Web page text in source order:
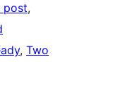
post
, Two